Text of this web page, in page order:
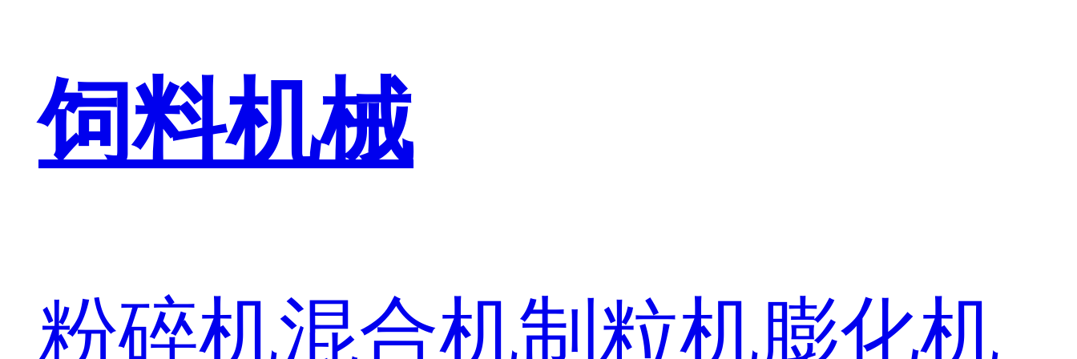
饲料机械
粉碎机混合机制粒机膨化机